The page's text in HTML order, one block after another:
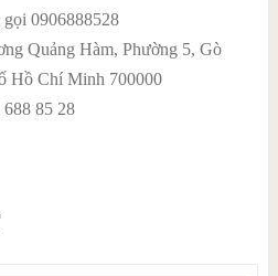
0906888528
Quảng Hàm, Phường 5, Gò
Hồ Chí Minh 700000
85 28